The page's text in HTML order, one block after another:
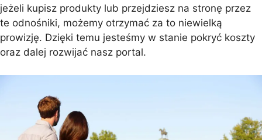
jeżeli kupisz produkty lub przejdziesz na stronę przez
te odnośniki, możemy otrzymać za to niewielką
prowizję. Dzięki temu jesteśmy w stanie pokryć koszty
oraz dalej rozwijać nasz portal.